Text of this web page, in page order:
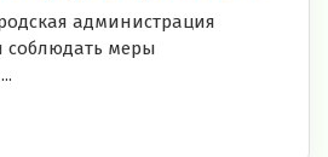
администрация
соблюдать меры